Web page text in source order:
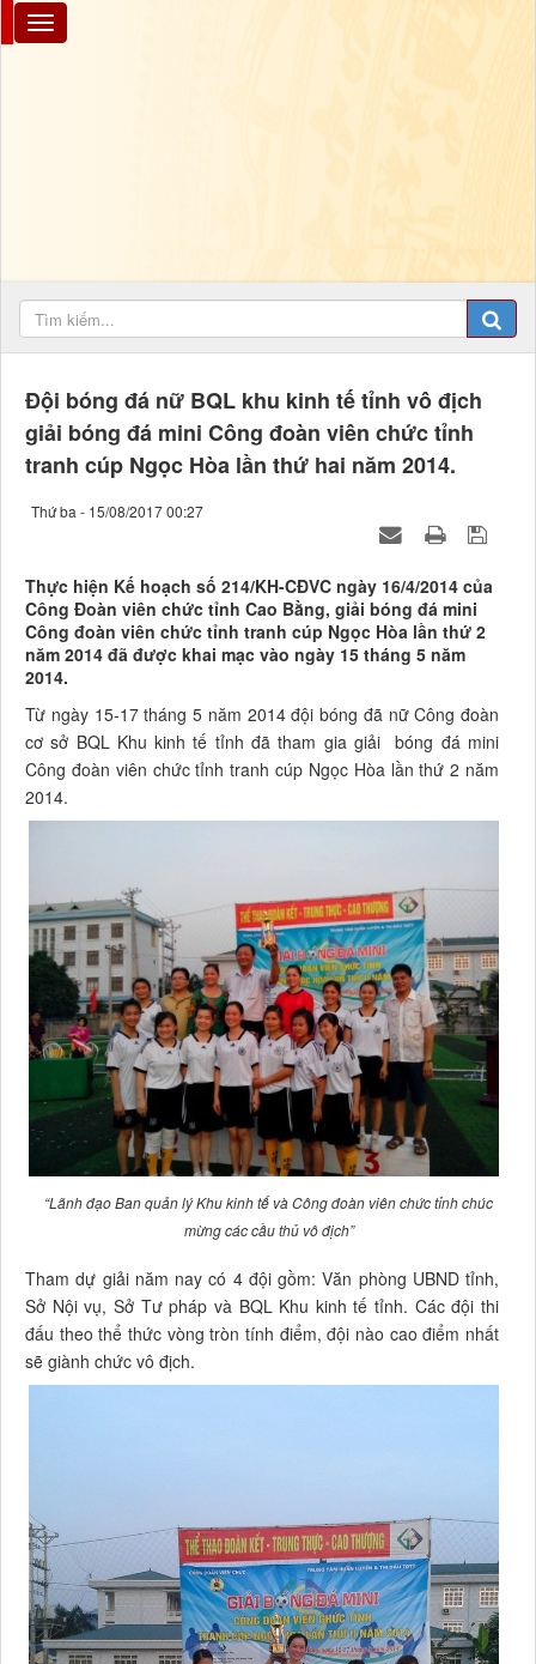
Đội bóng đá nữ BQL khu kinh tế tỉnh vô địch
giải bóng đá mini Công đoàn viên chức tỉnh
tranh cúp Ngọc Hòa lần thứ hai năm 2014.
Thứ ba - 15/08/2017 00:27
Thực hiện Kế hoạch số 214/KH-CĐVC ngày 16/4/2014 của
Công Đoàn viên chức tỉnh Cao Bằng, giải bóng đá mini
Công đoàn viên chức tỉnh tranh cúp Ngọc Hòa lần thứ 2
năm 2014 đã được khai mạc vào ngày 15 tháng 5 năm
2014.
Từ ngày 15-17 tháng 5 năm 2014 đội bóng đã nữ Công đoàn
cơ sở BQL Khu kinh tế tỉnh đã tham gia giải bóng đá mini
Công đoàn viên chức tỉnh tranh cúp Ngọc Hòa lần thứ 2 năm
2014.
“Lãnh đạo Ban quản lý Khu kinh tế và Công đoàn viên chức tỉnh chúc
mừng các cầu thủ vô địch”
Tham dự giải năm nay có 4 đội gồm: Văn phòng UBND tỉnh,
Sở Nội vụ, Sở Tư pháp và BQL Khu kinh tế tỉnh. Các đội thi
đấu theo thể thức vòng tròn tính điểm, đội nào cao điểm nhất
sẽ giành chức vô địch.